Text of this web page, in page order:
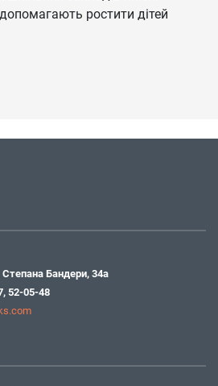
ростити дітей
Степана Бандери, 34а
, 52-05-48